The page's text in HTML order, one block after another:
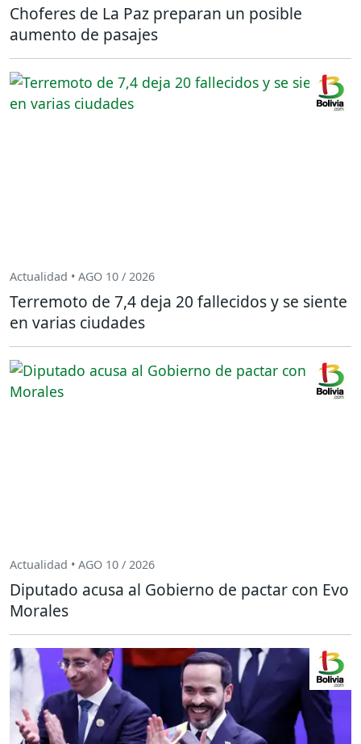
Choferes de La Paz preparan un posible
aumento de pasajes
Actualidad • AGO 10 / 2026
Terremoto de 7,4 deja 20 fallecidos y se siente
en varias ciudades
Actualidad • AGO 10 / 2026
Diputado acusa al Gobierno de pactar con Evo
Morales